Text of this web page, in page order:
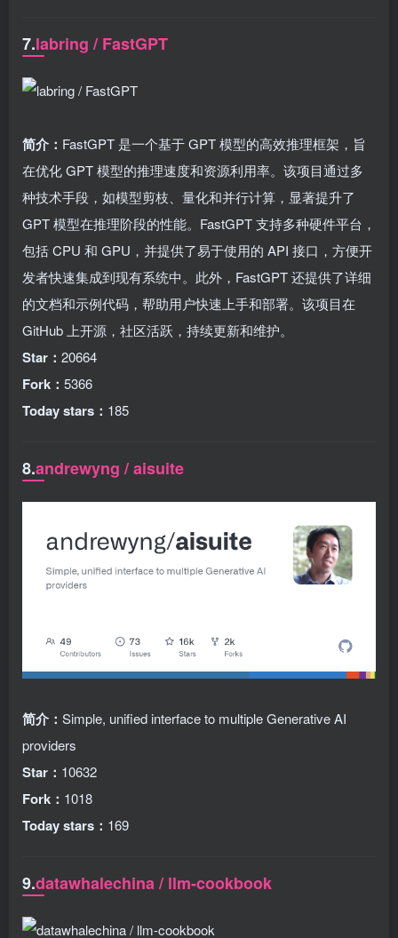
7.labring / FastGPT
简介： FastGPT 是一个基于 GPT 模型的高效推理框架，旨
在优化 GPT 模型的推理速度和资源利用率。该项目通过多
种技术手段，如模型剪枝、量化和并行计算，显著提升了
GPT 模型在推理阶段的性能。FastGPT 支持多种硬件平台，
包括 CPU 和 GPU，并提供了易于使用的 API 接口，方便开
发者快速集成到现有系统中。此外，FastGPT 还提供了详细
的文档和示例代码，帮助用户快速上手和部署。该项目在
GitHub 上开源，社区活跃，持续更新和维护。
Star： 20664
Fork： 5366
Today stars： 185
8.andrewyng / aisuite
简介： Simple, unified interface to multiple Generative AI
providers
Star： 10632
Fork： 1018
Today stars： 169
9.datawhalechina / llm-cookbook